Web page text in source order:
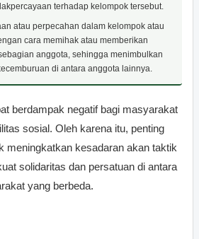
terhadap kelompok tersebut.
atau perpecahan dalam kelompok atau
cara memihak atau memberikan
anggota, sehingga menimbulkan
di antara anggota lainnya.
berdampak negatif bagi masyarakat
sosial. Oleh karena itu, penting
meningkatkan kesadaran akan taktik
solidaritas dan persatuan di antara
yang berbeda.